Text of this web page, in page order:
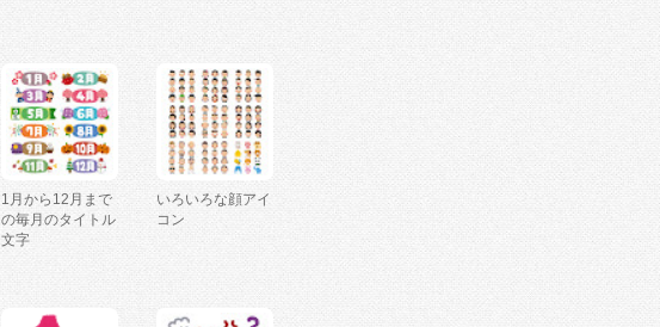
1月から12月まで
の毎月のタイトル
文字
いろいろな顔アイ
コン